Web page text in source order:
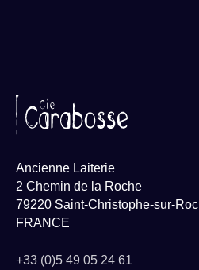
Ancienne Laiterie
2 Chemin de la Roche
79220 Saint-Christophe-sur-Roc
FRANCE
+33 (0)5 49 05 24 61